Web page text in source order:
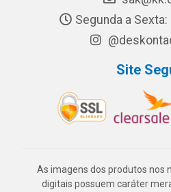
Segunda a
Site
As imagens dos produtos nos
digitais possuem caráter